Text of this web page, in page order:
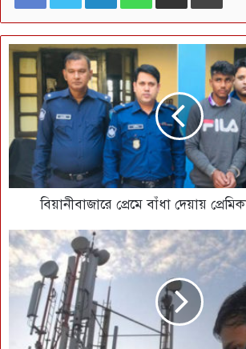
বিয়ানীবাজারে প্রেমে বাঁধা দেয়ায়